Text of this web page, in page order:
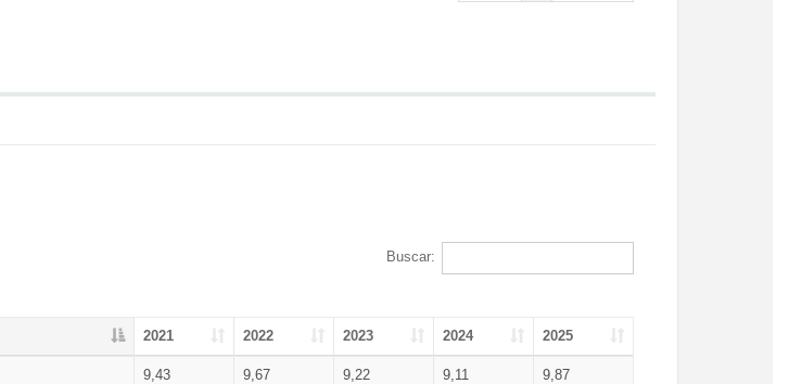
Buscar:
2021 2022 2023 2024 2025
9,43 9,67 9,22 9,11 9,87